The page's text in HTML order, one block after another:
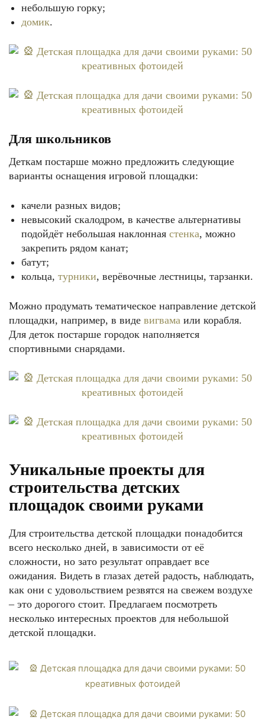
небольшую горку;
домик.
Для школьников
Деткам постарше можно предложить следующие
варианты оснащения игровой площадки:
качели разных видов;
невысокий скалодром, в качестве альтернативы
подойдёт небольшая наклонная стенка, можно
закрепить рядом канат;
батут;
кольца, турники, верёвочные лестницы, тарзанки.
Можно продумать тематическое направление детской
площадки, например, в виде вигвама или корабля.
Для деток постарше городок наполняется
спортивными снарядами.
Уникальные проекты для
строительства детских
площадок своими руками
Для строительства детской площадки понадобится
всего несколько дней, в зависимости от её
сложности, но зато результат оправдает все
ожидания. Видеть в глазах детей радость, наблюдать,
как они с удовольствием резвятся на свежем воздухе
– это дорогого стоит. Предлагаем посмотреть
несколько интересных проектов для небольшой
детской площадки.